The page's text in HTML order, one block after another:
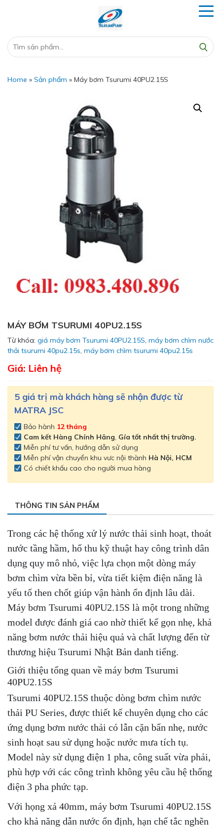
Home » Sản phẩm » Máy bơm Tsurumi 40PU2.15S
MÁY BƠM TSURUMI 40PU2.15S
Từ khóa: giá máy bơm Tsurumi 40PU2.15S, máy bơm chìm nước
thải tsurumi 40pu2.15s, máy bơm chìm tsurumi 40pu2.15s
Giá: Liên hệ
5 giá trị mà khách hàng sẽ nhận được từ
MATRA JSC
Bảo hành 12 tháng
Cam kết Hàng Chính Hãng, Gía tốt nhất thị trường.
Miễn phí tư vấn, hướng dẫn sử dụng
Miễn phí vận chuyển khu vưc nội thành Hà Nội, HCM
Có chiết khấu cao cho người mua hàng
THÔNG TIN SẢN PHẨM
Trong các hệ thống xử lý nước thải sinh hoạt, thoát
nước tầng hầm, hố thu kỹ thuật hay công trình dân
dụng quy mô nhỏ, việc lựa chọn một dòng máy
bơm chìm vừa bền bỉ, vừa tiết kiệm điện năng là
yếu tố then chốt giúp vận hành ổn định lâu dài.
Máy bơm Tsurumi 40PU2.15S là một trong những
model được đánh giá cao nhờ thiết kế gọn nhẹ, khả
năng bơm nước thải hiệu quả và chất lượng đến từ
thương hiệu Tsurumi Nhật Bản danh tiếng.
Giới thiệu tổng quan về máy bơm Tsurumi
40PU2.15S
Tsurumi 40PU2.15S thuộc dòng bơm chìm nước
thải PU Series, được thiết kế chuyên dụng cho các
ứng dụng bơm nước thải có lẫn cặn bẩn nhẹ, nước
sinh hoạt sau sử dụng hoặc nước mưa tích tụ.
Model này sử dụng điện 1 pha, công suất vừa phải,
phù hợp với các công trình không yêu cầu hệ thống
điện 3 pha phức tạp.
Với họng xả 40mm, máy bơm Tsurumi 40PU2.15S
cho khả năng dẫn nước ổn định, hạn chế tắc nghẽn